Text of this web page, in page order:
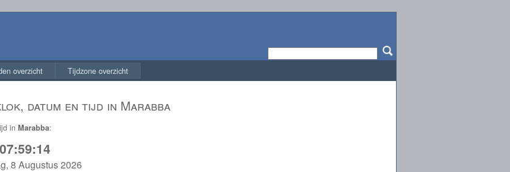
overzicht Tijdzone overzicht
datum en tijd in Marabba
in Marabba:
07:59:14
8 Augustus 2026